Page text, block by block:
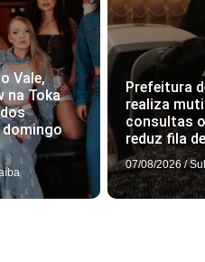
Vale,
na Toka
domingo
Prefeitura
realiza
consultas
reduz fila
07/08/2026 /